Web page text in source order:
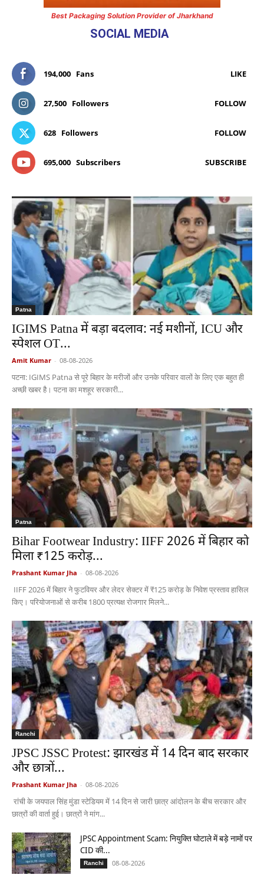
Best Packaging Solution Provider of Jharkhand
SOCIAL MEDIA
194,000 Fans LIKE
27,500 Followers FOLLOW
628 Followers FOLLOW
695,000 Subscribers SUBSCRIBE
Patna
IGIMS Patna में बड़ा बदलाव: नई मशीनों, ICU और
स्पेशल OT...
Amit Kumar - 08-08-2026
पटना: IGIMS Patna से पूरे बिहार के मरीजों और उनके परिवार वालों के लिए एक बहुत ही
अच्छी खबर है। पटना का मशहूर सरकारी...
Patna
Bihar Footwear Industry: IIFF 2026 में बिहार को
मिला ₹125 करोड़...
Prashant Kumar Jha - 08-08-2026
IIFF 2026 में बिहार ने फुटवियर और लेदर सेक्टर में ₹125 करोड़ के निवेश प्रस्ताव हासिल
किए। परियोजनाओं से करीब 1800 प्रत्यक्ष रोजगार मिलने...
Ranchi
JPSC JSSC Protest: झारखंड में 14 दिन बाद सरकार
और छात्रों...
Prashant Kumar Jha - 08-08-2026
रांची के जयपाल सिंह मुंडा स्टेडियम में 14 दिन से जारी छात्र आंदोलन के बीच सरकार और
छात्रों की वार्ता हुई। छात्रों ने मांग...
JPSC Appointment Scam: नियुक्ति घोटाले में बड़े नामों पर
CID की...
Ranchi 08-08-2026